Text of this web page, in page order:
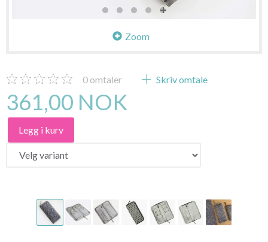
Zoom
0 omtaler Skriv omtale
361,00 NOK
Legg i kurv